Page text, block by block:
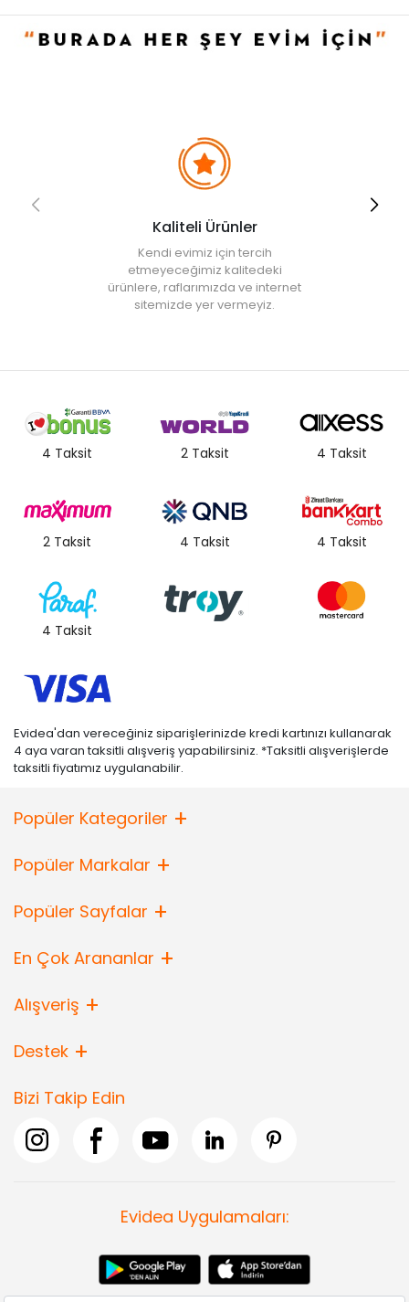
• Maksimum 150 °C'de utuleyiniz.
Kaliteli Ürünler
Kendi evimiz için tercih
etmeyeceğimiz kalitedeki
ürünlere, raflarımızda ve internet
sitemizde yer vermeyiz.
4 Taksit 2 Taksit 4 Taksit
2 Taksit 4 Taksit 4 Taksit
4 Taksit
Evidea'dan vereceğiniz siparişlerinizde kredi kartınızı kullanarak
4 aya varan taksitli alışveriş yapabilirsiniz. *Taksitli alışverişlerde
taksitli fiyatımız uygulanabilir.
Popüler Kategoriler
Popüler Markalar
Popüler Sayfalar
En Çok Arananlar
Alışveriş
Destek
Bizi Takip Edin
Evidea Uygulamaları: